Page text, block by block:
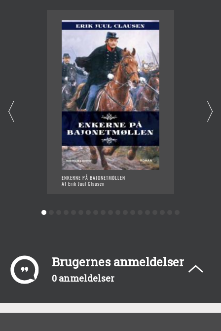
ENKERNE PÅ BAJONETMØLLEN
Af Erik Juul Clausen
Brugernes anmeldelser
0 anmeldelser